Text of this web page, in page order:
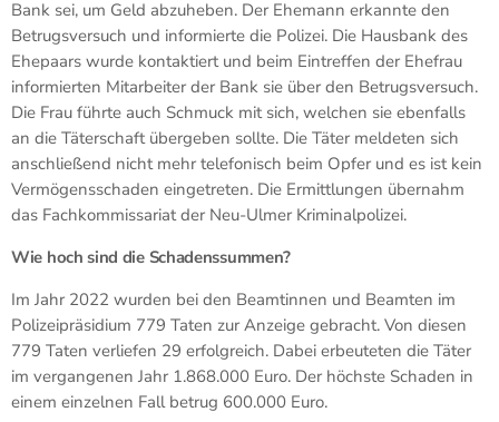
Bank sei, um Geld abzuheben. Der Ehemann erkannte den
Betrugsversuch und informierte die Polizei. Die Hausbank des
Ehepaars wurde kontaktiert und beim Eintreffen der Ehefrau
informierten Mitarbeiter der Bank sie über den Betrugsversuch.
Die Frau führte auch Schmuck mit sich, welchen sie ebenfalls
an die Täterschaft übergeben sollte. Die Täter meldeten sich
anschließend nicht mehr telefonisch beim Opfer und es ist kein
Vermögensschaden eingetreten. Die Ermittlungen übernahm
das Fachkommissariat der Neu-Ulmer Kriminalpolizei.
Wie hoch sind die Schadenssummen?
Im Jahr 2022 wurden bei den Beamtinnen und Beamten im
Polizeipräsidium 779 Taten zur Anzeige gebracht. Von diesen
779 Taten verliefen 29 erfolgreich. Dabei erbeuteten die Täter
im vergangenen Jahr 1.868.000 Euro. Der höchste Schaden in
einem einzelnen Fall betrug 600.000 Euro.